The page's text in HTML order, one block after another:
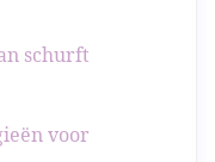
schurft
voor